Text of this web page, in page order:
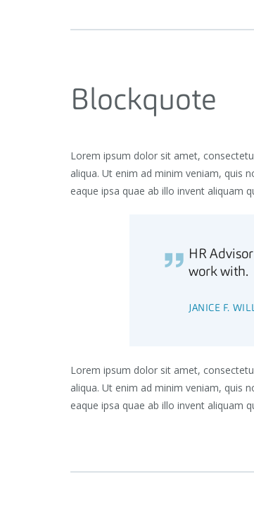
Blockquote
Lorem ipsum dolor sit amet,
aliqua. Ut enim ad minim veniam, quis
eaque ipsa quae ab illo invent aliquam
HR
work with.
JANICE F.
Lorem ipsum dolor sit amet,
aliqua. Ut enim ad minim veniam, quis
eaque ipsa quae ab illo invent aliquam